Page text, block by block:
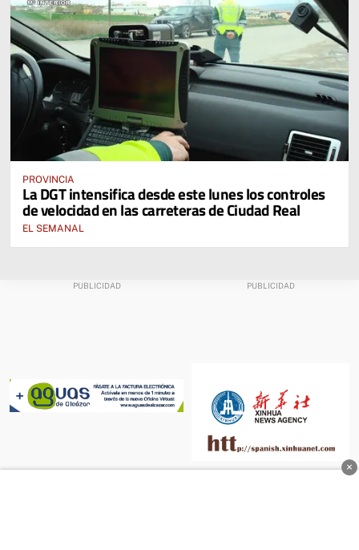
PROVINCIA
La DGT intensifica desde este lunes los controles
de velocidad en las carreteras de Ciudad Real
EL SEMANAL
×